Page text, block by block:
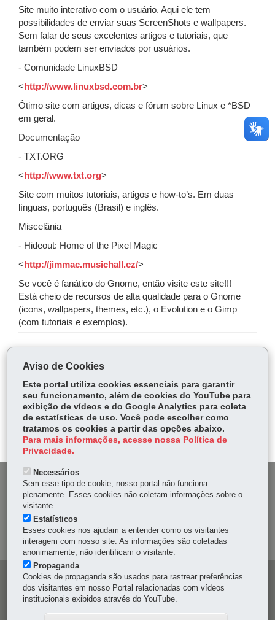
Site muito interativo com o usuário. Aqui ele tem
possibilidades de enviar suas ScreenShots e wallpapers.
Sem falar de seus excelentes artigos e tutoriais, que
também podem ser enviados por usuários.
- Comunidade LinuxBSD
< http://www.linuxbsd.com.br>
Ótimo site com artigos, dicas e fórum sobre Linux e *BSD
em geral.
Documentação
- TXT.ORG
< http://www.txt.org>
Site com muitos tutoriais, artigos e how-to’s. Em duas
línguas, português (Brasil) e inglês.
Miscelânia
- Hideout: Home of the Pixel Magic
< http://jimmac.musichall.cz/>
Se você é fanático do Gnome, então visite este site!!!
Está cheio de recursos de alta qualidade para o Gnome
(icons, wallpapers, themes, etc.), o Evolution e o Gimp
(com tutoriais e exemplos).
ce
bo
ok
Tw
itt
er
ha
ts
Ap
p
Voltar Início Imprimir Baixar
MAPA DO SITE
DENUNCIE CORRUPÇÃO
OUVIDORIA
Navegação
principal
Aviso de Cookies
Este portal utiliza cookies essenciais para garantir
seu funcionamento, além de cookies do YouTube para
exibição de vídeos e do Google Analytics para coleta
de estatísticas de uso. Você pode escolher como
tratamos os cookies a partir das opções abaixo.
Para mais informações, acesse nossa Política de
Privacidade.
Necessários
Sem esse tipo de cookie, nosso portal não funciona
plenamente. Esses cookies não coletam informações sobre o
visitante.
Estatísticos
Esses cookies nos ajudam a entender como os visitantes
interagem com nosso site. As informações são coletadas
anonimamente, não identificam o visitante.
Propaganda
Cookies de propaganda são usados para rastrear preferências
dos visitantes em nosso Portal relacionadas com vídeos
institucionais exibidos através do YouTube.